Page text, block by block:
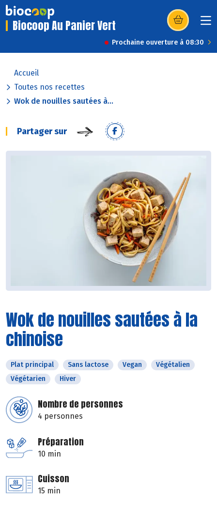
Biocoop Au Panier Vert (s’ouvre dans
Prochaine ouverture à 08:30
Accueil
Toutes nos recettes
Wok de nouilles sautées à...
Partager sur
Wok de nouilles sautées à la
chinoise
Plat principal Sans lactose Vegan
Végétalien
Végétarien
Hiver
Nombre de personnes
4 personnes
Préparation
10 min
Cuisson
15 min